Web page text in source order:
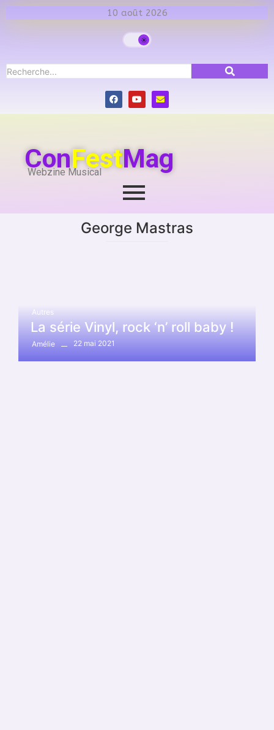
10 août 2026
ConFestMag
Webzine Musical
George Mastras
Autres
La série Vinyl, rock ‘n’ roll baby !
Amélie 22 mai 2021